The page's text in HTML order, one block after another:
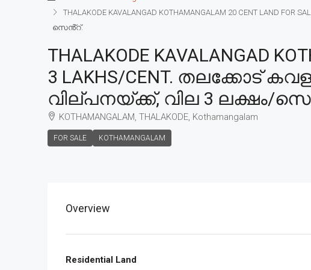
THALAKODE KAVALANGAD KOTHAMANGALAM 20 CENT
സെൻ്റ്.
THALAKODE KAVALANGAD
3 LAKHS/CENT. തലക്കോട്
വില്പനയ്ക്ക്, വില 3 ലക്ഷം/
KOTHAMANGALAM, THALAKODE, Kothamangalam
FOR SALE KOTHAMANGALAM
Overview
Residential Land